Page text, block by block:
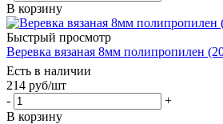
В корзину
Быстрый просмотр
Веревка вязаная 8мм полипропилен
Есть в наличии
214 руб/шт
-
+
В корзину